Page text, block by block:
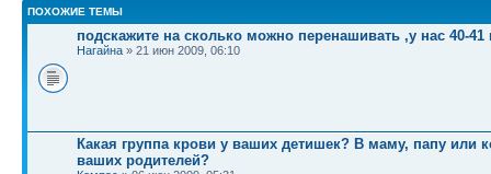
ПОХОЖИЕ ТЕМЫ
подскажите на сколько можно перенашивать ,у нас 40-41
Нагайна » 21 июн 2009, 06:10
Какая группа крови у ваших детишек? В маму, папу или
ваших родителей?